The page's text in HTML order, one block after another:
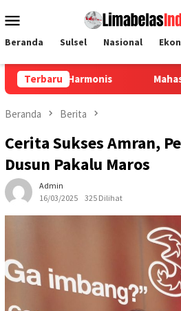
ke
Mobile
Beranda Sulsel Nasional
TerbaruMahasiswa KKN Unhas
Beranda Berita
Cerita Sukses Amran,
Dusun Pakalu Maros
Admin
16/03/2025
325 Dilihat